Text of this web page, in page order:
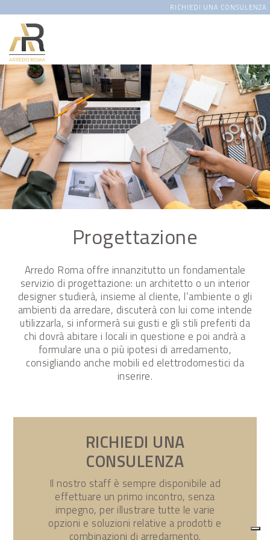
RICHIEDI UNA CONSULENZA
Progettazione
Arredo Roma offre innanzitutto un fondamentale
servizio di progettazione: un architetto o un interior
designer studierà, insieme al cliente, l’ambiente o gli
ambienti da arredare, discuterà con lui come intende
utilizzarla, si informerà sui gusti e gli stili preferiti da
chi dovrà abitare i locali in questione e poi andrà a
formulare una o più ipotesi di arredamento,
consigliando anche mobili ed elettrodomestici da
inserire.
RICHIEDI UNA
CONSULENZA
Il nostro staff è sempre disponibile ad
effettuare un primo incontro, senza
impegno, per illustrare tutte le varie
opzioni e soluzioni relative a prodotti e
combinazioni di arredamento.